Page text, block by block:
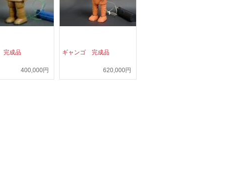
完成品
400,000円
ギャンゴ 完成品
620,000円